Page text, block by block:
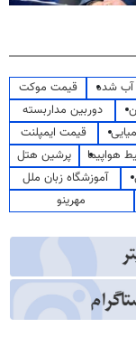
آب شده
قیمت موکت
دوربین مداربسته
قیمت ایمپلنت
هواپیما
پرشین هتل
آموزشگاه زبان ملل
مهرینو